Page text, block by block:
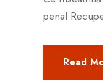
penal
Read